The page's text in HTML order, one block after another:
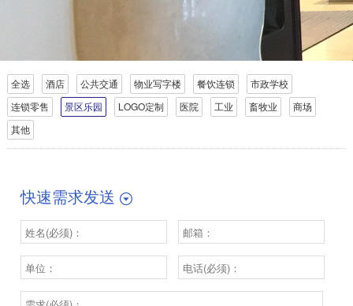
全选 酒店 公共交通 物业写字楼 餐饮连锁
市政学校
连锁零售
景区乐园 LOGO定制 医院 工业 畜牧业
商场
其他
快速需求发送